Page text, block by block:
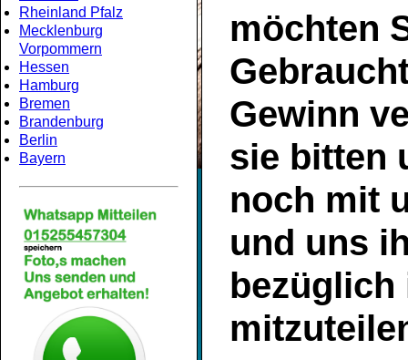
Rheinland Pfalz
Mecklenburg
Vorpommern
Hessen
Hamburg
Bremen
Brandenburg
Berlin
Bayern
möchten
Gewinn
sie bitten
noch mit
und uns